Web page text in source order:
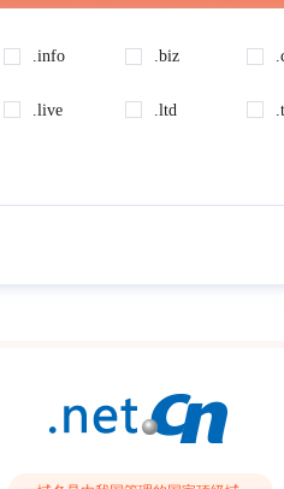
关于.INFO & .MOBI实名认证
.info .biz
.live .ltd